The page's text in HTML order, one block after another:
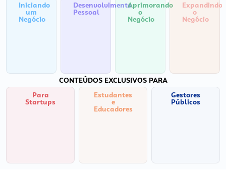
Iniciando
um
Negócio
Desenvolvimento
Pessoal
Aprimorando
o
Negócio
Expandindo
o
Negócio
CONTEÚDOS EXCLUSIVOS PARA
Para
Startups
Estudantes
e
Educadores
Gestores
Públicos